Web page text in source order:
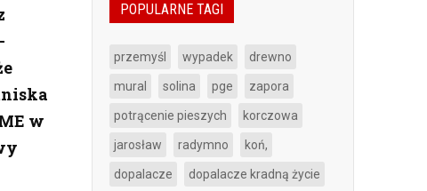
w
POPULARNE TAGI
przemyśl wypadek drewno
mural solina pge zapora
potrącenie pieszych korczowa
jarosław radymno koń,
dopalacze dopalacze kradną życie